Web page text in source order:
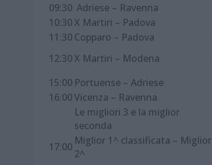
09:30 Adriese – Ravenna
10:30X Martiri – Padova
11:30 Copparo – Padova
12:30X Martiri – Modena
15:00 Portuense – Adriese
16:00Vicenza – Ravenna
Le migliori 3 e la miglior
seconda
17:00 Miglior 1^ classificata – Miglior
2^